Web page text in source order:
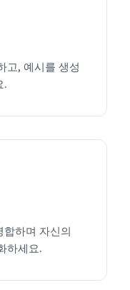
고, 예시를 생성
.
하며 자신의
하세요.